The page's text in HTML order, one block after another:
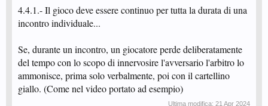
4.4.1.- Il gioco deve essere continuo per tutta la durata di una
incontro individuale...
Se, durante un incontro, un giocatore perde deliberatamente
del tempo con lo scopo di innervosire l'avversario l'arbitro lo
ammonisce, prima solo verbalmente, poi con il cartellino
giallo. (Come nel video portato ad esempio)
Ultima modifica: 21 Apr 2024